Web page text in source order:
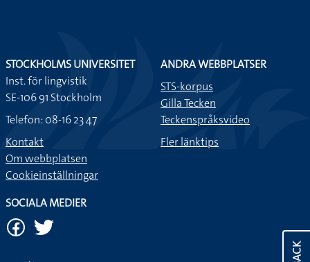
STOCKHOLMS UNIVERSITET
Inst. för lingvistik
SE-106 91 Stockholm
Telefon: 08-16 23 47
Kontakt
Om webbplatsen
Cookieinställningar
ANDRA WEBBPLATSER
STS-korpus
Gilla Tecken
Teckenspråksvideo
Fler länktips
SOCIALA MEDIER